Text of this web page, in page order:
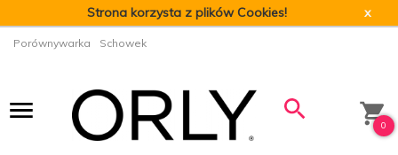
Strona korzysta z plików Cookies! x
Porównywarka Schowek
0